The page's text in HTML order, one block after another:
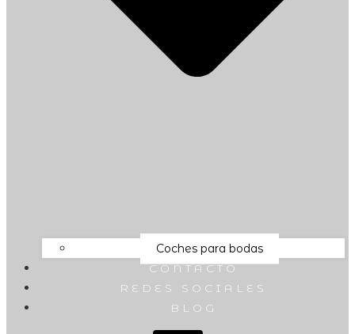
Coches para bodas
CONTACTO
REDES SOCIALES
BLOG